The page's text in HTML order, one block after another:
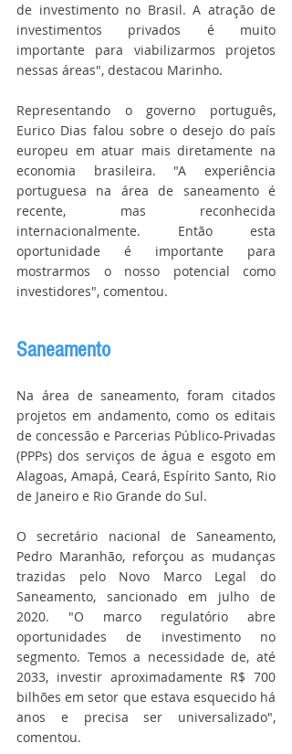
de investimento no Brasil. A atração de
investimentos privados é muito
importante para viabilizarmos projetos
nessas áreas", destacou Marinho.
Representando o governo português,
Eurico Dias falou sobre o desejo do país
europeu em atuar mais diretamente na
economia brasileira. "A experiência
portuguesa na área de saneamento é
recente, mas reconhecida
internacionalmente. Então esta
oportunidade é importante para
mostrarmos o nosso potencial como
investidores", comentou.
Saneamento
Na área de saneamento, foram citados
projetos em andamento, como os editais
de concessão e Parcerias Público-Privadas
(PPPs) dos serviços de água e esgoto em
Alagoas, Amapá, Ceará, Espírito Santo, Rio
de Janeiro e Rio Grande do Sul.
O secretário nacional de Saneamento,
Pedro Maranhão, reforçou as mudanças
trazidas pelo Novo Marco Legal do
Saneamento, sancionado em julho de
2020. "O marco regulatório abre
oportunidades de investimento no
segmento. Temos a necessidade de, até
2033, investir aproximadamente R$ 700
bilhões em setor que estava esquecido há
anos e precisa ser universalizado",
comentou.